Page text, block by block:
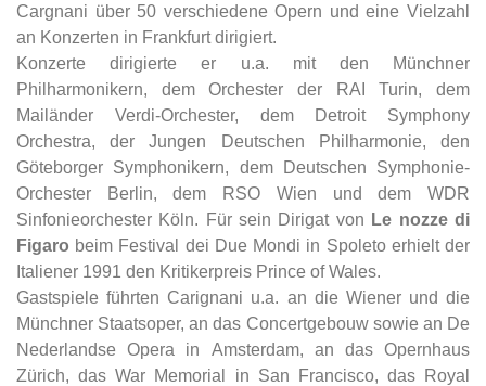
Cargnani über 50 verschiedene Opern und eine Vielzahl
an Konzerten in Frankfurt dirigiert.
Konzerte dirigierte er u.a. mit den Münchner
Philharmonikern, dem Orchester der RAI Turin, dem
Mailänder Verdi-Orchester, dem Detroit Symphony
Orchestra, der Jungen Deutschen Philharmonie, den
Göteborger Symphonikern, dem Deutschen Symphonie-
Orchester Berlin, dem RSO Wien und dem WDR
Sinfonieorchester Köln. Für sein Dirigat von Le nozze di
Figaro beim Festival dei Due Mondi in Spoleto erhielt der
Italiener 1991 den Kritikerpreis Prince of Wales.
Gastspiele führten Carignani u.a. an die Wiener und die
Münchner Staatsoper, an das Concertgebouw sowie an De
Nederlandse Opera in Amsterdam, an das Opernhaus
Zürich, das War Memorial in San Francisco, das Royal